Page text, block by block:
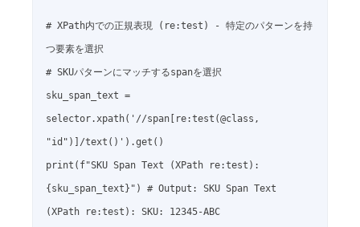
# XPath内での正規表現 (re:test) - 特定のパターンを持
つ要素を選択
# SKUパターンにマッチするspanを選択
sku_span_text =
selector.xpath('//span[re:test(@class,
"id")]/text()').get()
print(f"SKU Span Text (XPath re:test):
{sku_span_text}") # Output: SKU Span Text
(XPath re:test): SKU: 12345-ABC